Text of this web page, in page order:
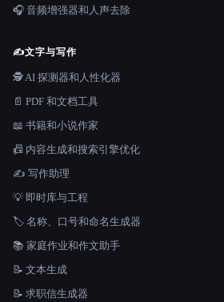
🎧 音频增强器和人声去除
✍️文字与写作
🕵️ AI 探测器和人性化器
📄 PDF 和文档工具
📖 书籍和小说作家
📠 内容生成和搜索引擎优化
✍️ 写作助理
💡 即时库与工程
🏷️ 名称、口号和命名生成器
📚 家庭作业和作文助手
📝 文本生成
📝 求职信生成器